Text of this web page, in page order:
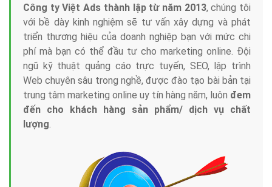
Công ty Việt Ads thành lập từ năm 2013, chúng tôi
với bề dày kinh nghiệm sẽ tư vấn xây dựng và phát
triển thương hiệu của doanh nghiệp bạn với mức chi
phí mà bạn có thể đầu tư cho marketing online. Đội
ngũ kỹ thuật quảng cáo trực tuyến, SEO, lập trình
Web chuyên sâu trong nghề, được đào tạo bài bản tại
trung tâm marketing online uy tín hàng năm, luôn đem
đến cho khách hàng sản phẩm/ dịch vụ chất
lượng.